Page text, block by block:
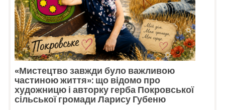
«Мистецтво завжди було важливою
частиною життя»: що відомо про
художницю і авторку герба Покровської
сільської громади Ларису Губеню